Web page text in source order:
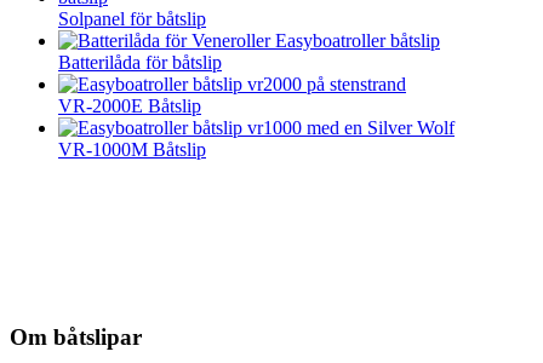
Solpanel för båtslip
Batterilåda för båtslip
VR-2000E Båtslip
VR-1000M Båtslip
Om båtslipar